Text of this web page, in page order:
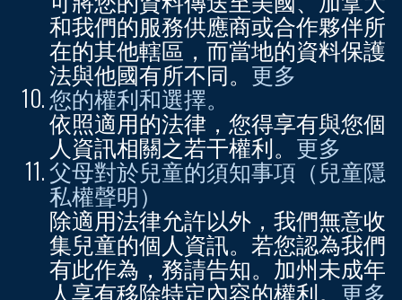
和我們的服務供應商或合作夥伴所
在的其他轄區，而當地的資料保護
法與他國有所不同。更多
您的權利和選擇。
依照適用的法律，您得享有與您個
人資訊相關之若干權利。 更多
父母對於兒童的須知事項（兒童隱
私權聲明）
除適用法律允許以外，我們無意收
集兒童的個人資訊。若您認為我們
有此作為，務請告知。加州未成年
人享有移除特定內容的權利。 更多